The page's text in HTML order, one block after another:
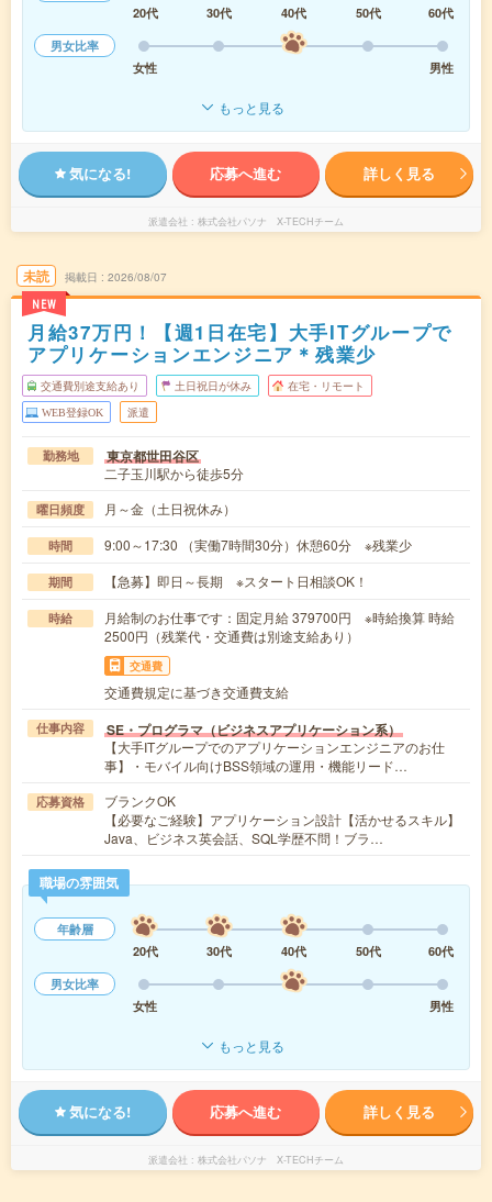
20代 30代 40代 50代
60代
男女比率
女性
男性
もっと見る
気になる! 応募へ進む 詳しく見る
派遣会社 株式会社パソナ X-TECHチーム
未読
NEW
掲載日 2026/08/07
月給37万円！【週1日在宅】大手ITグループで
アプリケーションエンジニア＊残業少
交通費別途支給あり 土日祝日が休み 在宅・リモート
WEB登録OK 派遣
勤務地 東京都世田谷区
二子玉川駅から徒歩5分
曜日頻度 月～金（土日祝休み）
時間 9:00～17:30 （実働7時間30分）休憩60分 ※残業少
期間 【急募】即日～長期 ※スタート日相談OK！
時給
月給制のお仕事です：固定月給 379700円 ※時給換算 時給
2500円（残業代・交通費は別途支給あり）
交通費
交通費規定に基づき交通費支給
仕事内容 SE・プログラマ（ビジネスアプリケーション系）
【大手ITグループでのアプリケーションエンジニアのお仕
事】・モバイル向けBSS領域の運用・機能リード…
応募資格
ブランクOK
【必要なご経験】アプリケーション設計【活かせるスキル】
Java、ビジネス英会話、SQL学歴不問！ブラ…
職場の雰囲気
年齢層
20代
30代 40代 50代
60代
男女比率
女性
男性
もっと見る
気になる! 応募へ進む 詳しく見る
派遣会社 株式会社パソナ X-TECHチーム